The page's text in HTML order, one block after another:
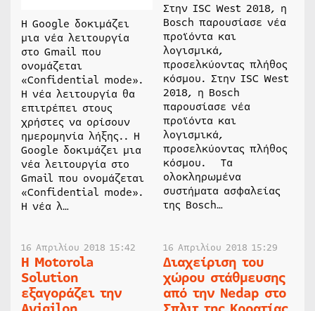
Η Google δοκιμάζει
μια νέα λειτουργία
στο Gmail που
ονομάζεται
«Confidential mode».
Η νέα λειτουργία θα
επιτρέπει στους
χρήστες να ορίσουν
ημερομηνία λήξης.. Η
Google δοκιμάζει μια
νέα λειτουργία στο
Gmail που ονομάζεται
«Confidential mode».
Η νέα λ…
Στην ISC West 2018, η
Bosch παρουσίασε νέα
προϊόντα και
λογισμικά,
προσελκύοντας πλήθος
κόσμου. Στην ISC West
2018, η Bosch
παρουσίασε νέα
προϊόντα και
λογισμικά,
προσελκύοντας πλήθος
κόσμου. Τα
ολοκληρωμένα
συστήματα ασφαλείας
της Bosch…
16 Απριλίου 2018 15:42
H Μotorola
Solution
εξαγοράζει την
16 Απριλίου 2018 15:29
Διαχείριση του
χώρου στάθμευσης
από την Nedap στο